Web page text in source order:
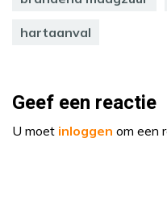
hartaanval
Geef een reactie
U moet inloggen om een